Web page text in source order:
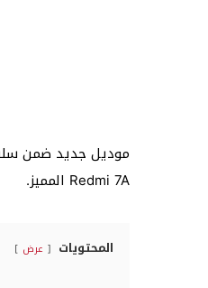
Redmi 7A المميز.
المحتويات عرض